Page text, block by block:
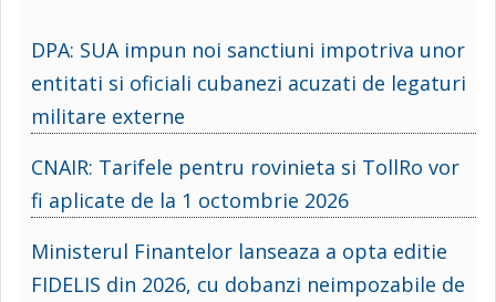
DPA: SUA impun noi sanctiuni impotriva unor
entitati si oficiali cubanezi acuzati de legaturi
militare externe
CNAIR: Tarifele pentru rovinieta si TollRo vor
fi aplicate de la 1 octombrie 2026
Ministerul Finantelor lanseaza a opta editie
FIDELIS din 2026, cu dobanzi neimpozabile de